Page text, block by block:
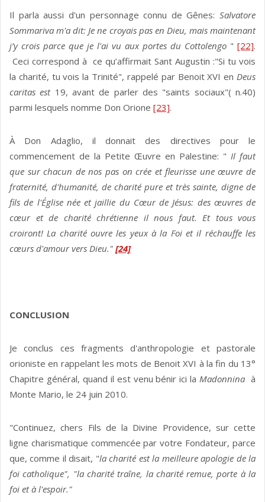
Il parla aussi d'un personnage connu de Gênes: Salvatore
Sommariva m'a dit: Je ne croyais pas en Dieu, mais maintenant
j’y crois parce que je l'ai vu aux portes du Cottolengo " [22].
Ceci correspond à ce qu’affirmait Sant Augustin :"Si tu vois
la charité, tu vois la Trinité", rappelé par Benoit XVI en Deus
caritas est 19, avant de parler des "saints sociaux"( n.40)
parmi lesquels nomme Don Orione [23].
À Don Adaglio, il donnait des directives pour le
commencement de la Petite Œuvre en Palestine: " Il faut
que sur chacun de nos pas on crée et fleurisse une œuvre de
fraternité, d'humanité, de charité pure et très sainte, digne de
fils de l'Église née et jaillie du Cœur de Jésus: des œuvres de
cœur et de charité chrétienne il nous faut. Et tous vous
croiront! La charité ouvre les yeux à la Foi et il réchauffe les
cœurs d'amour vers Dieu." [24]
CONCLUSION
Je conclus ces fragments d'anthropologie et pastorale
orioniste en rappelant les mots de Benoit XVI à la fin du 13°
Chapitre général, quand il est venu bénir ici la Madonnina à
Monte Mario, le 24 juin 2010.
"Continuez, chers Fils de la Divine Providence, sur cette
ligne charismatique commencée par votre Fondateur, parce
que, comme il disait, "la charité est la meilleure apologie de la
foi catholique", "la charité traîne, la charité remue, porte à la
foi et à l'espoir."